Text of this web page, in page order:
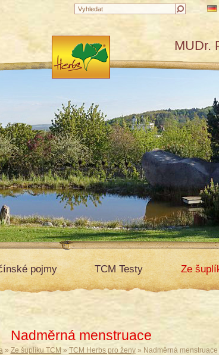
MUDr.
pojmy TCM Testy Ze
Nadměrná menstruace
» Ze šuplíku TCM » TCM Herbs pro ženy» Nadměrná menstruace